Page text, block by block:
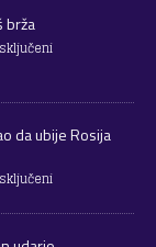
brža
da ubije Rosija